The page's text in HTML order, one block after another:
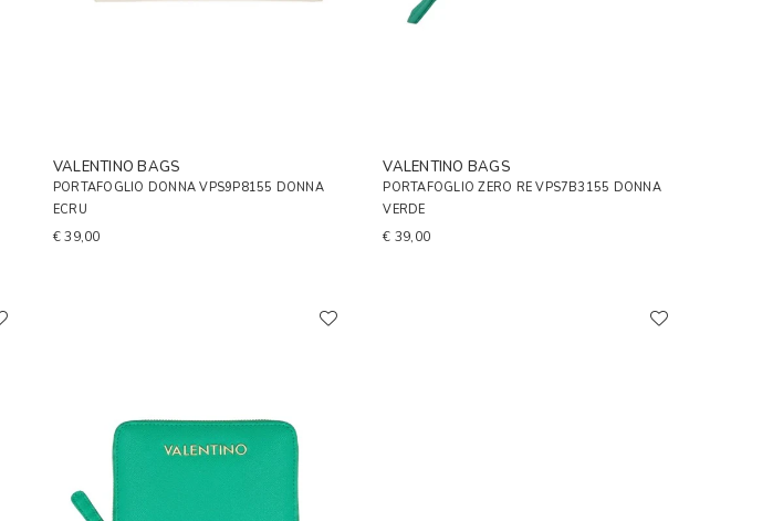
VALENTINO BAGS
PORTAFOGLIO DONNA VPS9P8155 DONNA
ECRU
€ 39,00
VALENTINO BAGS
PORTAFOGLIO ZERO RE VPS7B3155 DONNA
VERDE
€ 39,00